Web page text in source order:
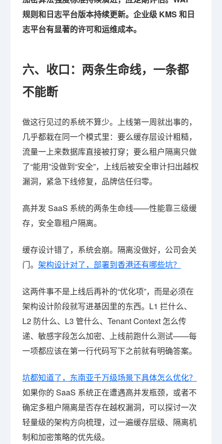
规则和日志平台版本持续更新。企业级 KMS 和日
志平台有显著的许可和运维成本。
六、收口：两条生命线，一条都
不能断
做这行见过的系统不算少。上线第一周就出事的，
几乎都栽在同一个模式里：要么缓存层设计粗糙，
流量一上来数据库直接被打穿；要么租户隔离只做
了“能用”没做到“安全”，上线后被安全审计扫出越权
漏洞，紧急下线修复，品牌信任归零。
高并发 SaaS 系统的两条生命线——性能靠三级缓
存，安全靠租户隔离。
缓存设计错了，系统会崩。隔离没做好，公司会关
门。 架构设计对了，部署到香港还有哪些坑？
这两件事不是上线后再补的“优化项”，而是必须在
架构设计阶段就写进基因里的东西。L1 拦什么、
L2 防什么、L3 管什么、Tenant Context 怎么传
递、敏感字段怎么加密、上线前跑什么测试——每
一项都应该在第一行代码写下之前就有明确答案。
坑都知道了，东南亚千万级场景下具体怎么优化？
如果你的 SaaS 系统正在遭遇高并发瓶颈，或者不
确定多租户隔离是否存在越权漏洞，可以探讨一次
轻量级的架构方向梳理，过一遍缓存层级、隔离机
制和加密策略的优先级。